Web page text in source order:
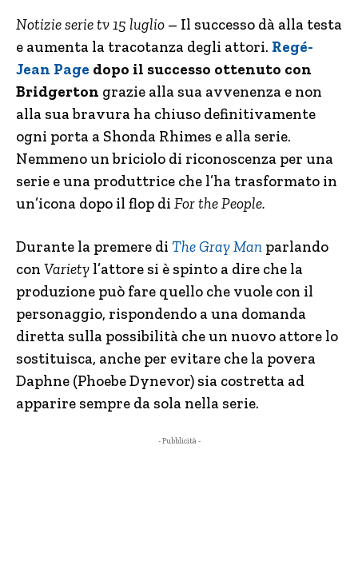
Notizie serie tv 15 luglio – Il successo dà alla testa
e aumenta la tracotanza degli attori. Regé-
Jean Page dopo il successo ottenuto con
Bridgerton grazie alla sua avvenenza e non
alla sua bravura ha chiuso definitivamente
ogni porta a Shonda Rhimes e alla serie.
Nemmeno un briciolo di riconoscenza per una
serie e una produttrice che l’ha trasformato in
un’icona dopo il flop di For the People.
Durante la premere di The Gray Man parlando
con Variety l’attore si è spinto a dire che la
produzione può fare quello che vuole con il
personaggio, rispondendo a una domanda
diretta sulla possibilità che un nuovo attore lo
sostituisca, anche per evitare che la povera
Daphne (Phoebe Dynevor) sia costretta ad
apparire sempre da sola nella serie.
- Pubblicità -